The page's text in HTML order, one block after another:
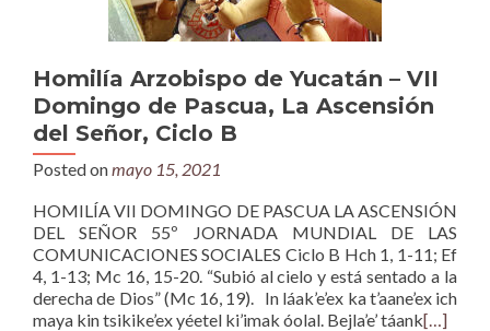
Homilía Arzobispo de Yucatán – VII
Domingo de Pascua, La Ascensión
del Señor, Ciclo B
Posted onmayo 15, 2021
HOMILÍA VII DOMINGO DE PASCUA LA ASCENSIÓN
DEL SEÑOR 55º JORNADA MUNDIAL DE LAS
COMUNICACIONES SOCIALES Ciclo B Hch 1, 1-11; Ef
4, 1-13; Mc 16, 15-20. “Subió al cielo y está sentado a la
derecha de Dios” (Mc 16, 19). In láak’e’ex ka t’aane’ex ich
maya kin tsikike’ex yéetel ki’imak óolal. Bejla’e’ táank[…]